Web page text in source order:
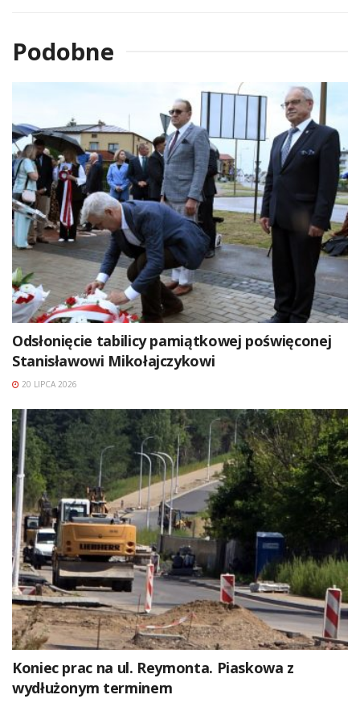
Podobne
Odsłonięcie tabilicy pamiątkowej poświęconej
Stanisławowi Mikołajczykowi
20 LIPCA 2026
Koniec prac na ul. Reymonta. Piaskowa z
wydłużonym terminem